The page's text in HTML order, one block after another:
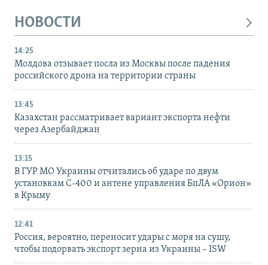
НОВОСТИ
14:25
Молдова отзывает посла из Москвы после падения
российского дрона на территории страны
13:45
Казахстан рассматривает вариант экспорта нефти
через Азербайджан
13:15
В ГУР МО Украины отчитались об ударе по двум
установкам С-400 и антене управления БпЛА «Орион»
в Крыму
12:41
Россия, вероятно, переносит удары с моря на сушу,
чтобы подорвать экспорт зерна из Украины – ISW